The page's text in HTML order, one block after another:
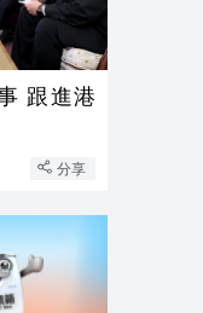
跟進港
分享